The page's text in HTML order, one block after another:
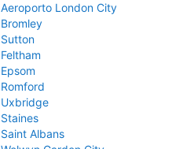
Aeroporto London City
Bromley
Sutton
Feltham
Epsom
Romford
Uxbridge
Staines
Saint Albans